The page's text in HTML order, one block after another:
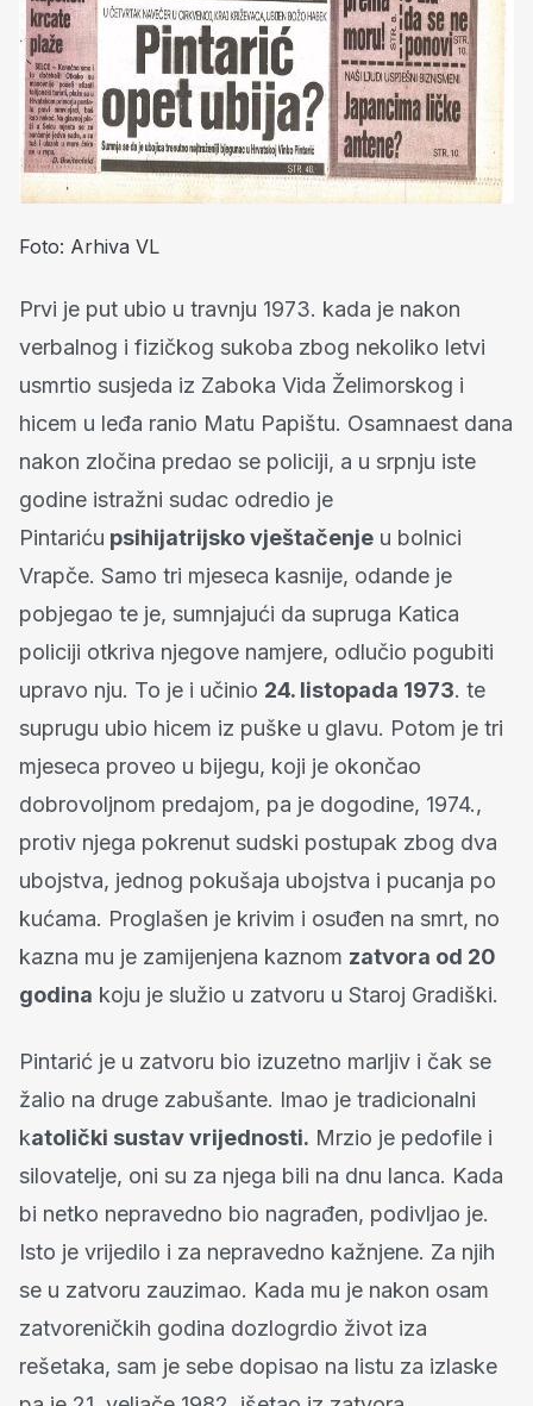
Foto: Arhiva VL
Prvi je put ubio u travnju 1973. kada je nakon
verbalnog i fizičkog sukoba zbog nekoliko letvi
usmrtio susjeda iz Zaboka Vida Želimorskog i
hicem u leđa ranio Matu Papištu. Osamnaest dana
nakon zločina predao se policiji, a u srpnju iste
godine istražni sudac odredio je
Pintariću psihijatrijsko vještačenje u bolnici
Vrapče. Samo tri mjeseca kasnije, odande je
pobjegao te je, sumnjajući da supruga Katica
policiji otkriva njegove namjere, odlučio pogubiti
upravo nju. To je i učinio 24. listopada 1973. te
suprugu ubio hicem iz puške u glavu. Potom je tri
mjeseca proveo u bijegu, koji je okončao
dobrovoljnom predajom, pa je dogodine, 1974.,
protiv njega pokrenut sudski postupak zbog dva
ubojstva, jednog pokušaja ubojstva i pucanja po
kućama. Proglašen je krivim i osuđen na smrt, no
kazna mu je zamijenjena kaznom zatvora od 20
godina koju je služio u zatvoru u Staroj Gradiški.
Pintarić je u zatvoru bio izuzetno marljiv i čak se
žalio na druge zabušante. Imao je tradicionalni
katolički sustav vrijednosti. Mrzio je pedofile i
silovatelje, oni su za njega bili na dnu lanca. Kada
bi netko nepravedno bio nagrađen, podivljao je.
Isto je vrijedilo i za nepravedno kažnjene. Za njih
se u zatvoru zauzimao. Kada mu je nakon osam
zatvoreničkih godina dozlogrdio život iza
rešetaka, sam je sebe dopisao na listu za izlaske